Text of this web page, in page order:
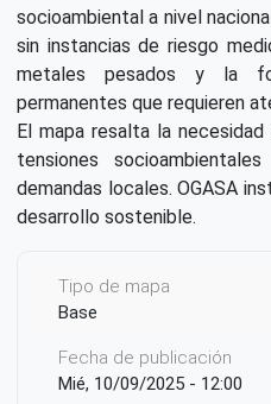
socioambiental a nivel
sin instancias de riesgo
metales pesados y la
permanentes que requieren
El mapa resalta la
tensiones
demandas locales. OGASA
desarrollo sostenible.
Tipo de mapa
Base
Fecha de publicación
Mié, 10/09/2025 - 12:00